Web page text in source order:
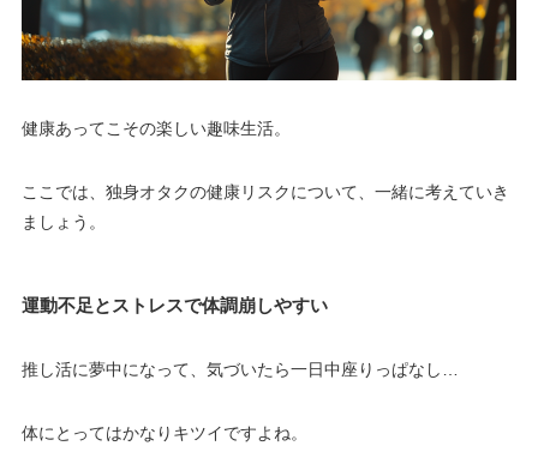
健康あってこその楽しい趣味生活。
ここでは、独身オタクの健康リスクについて、一緒に考えていき
ましょう。
運動不足とストレスで体調崩しやすい
推し活に夢中になって、気づいたら一日中座りっぱなし…
体にとってはかなりキツイですよね。